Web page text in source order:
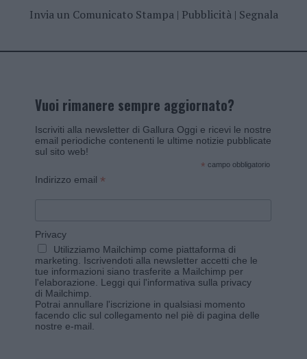
Invia un Comunicato Stampa| Pubblicità| Segnala
Vuoi rimanere sempre aggiornato?
Iscriviti alla newsletter di Gallura Oggi e ricevi le nostre
email periodiche contenenti le ultime notizie pubblicate
sul sito web!
* campo obbligatorio
Indirizzo email *
Privacy
Utilizziamo Mailchimp come piattaforma di
marketing. Iscrivendoti alla newsletter accetti che le
tue informazioni siano trasferite a Mailchimp per
l'elaborazione. Leggi qui l'informativa sulla privacy
di Mailchimp
Potrai annullare l'iscrizione in qualsiasi momento
facendo clic sul collegamento nel piè di pagina delle
nostre e-mail.